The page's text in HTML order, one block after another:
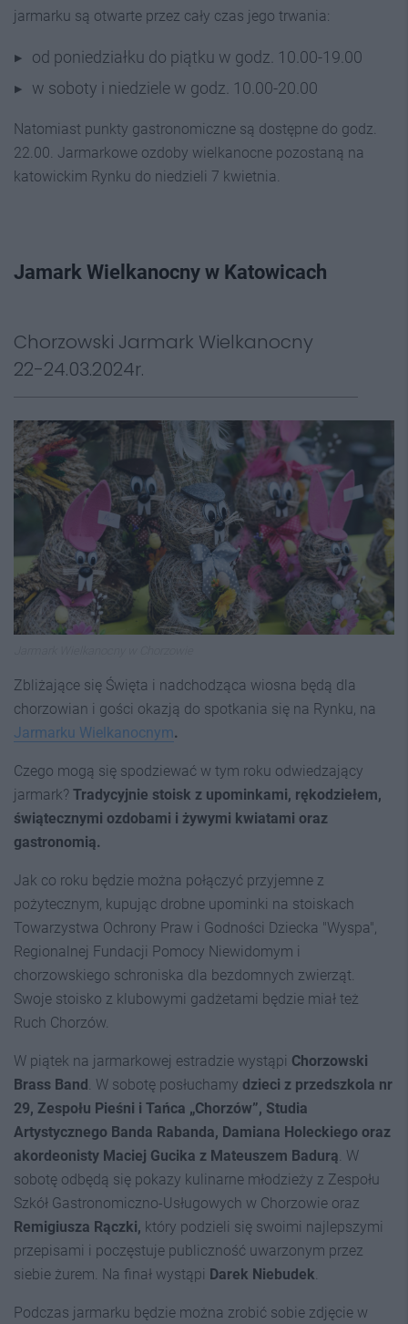
jarmarku są otwarte przez cały czas jego trwania:
od poniedziałku do piątku w godz. 10.00-19.00
w soboty i niedziele w godz. 10.00-20.00
Natomiast punkty gastronomiczne są dostępne do godz.
22.00. Jarmarkowe ozdoby wielkanocne pozostaną na
katowickim Rynku do niedzieli 7 kwietnia.
Jamark Wielkanocny w Katowicach
Chorzowski Jarmark Wielkanocny
22-24.03.2024r.
Zbliżające się Święta i nadchodząca wiosna będą dla
chorzowian i gości okazją do spotkania się na Rynku, na
Jarmarku Wielkanocnym.
Czego mogą się spodziewać w tym roku odwiedzający
jarmark? Tradycyjnie stoisk z upominkami, rękodziełem,
świątecznymi ozdobami i żywymi kwiatami oraz
gastronomią.
Jak co roku będzie można połączyć przyjemne z
pożytecznym, kupując drobne upominki na stoiskach
Towarzystwa Ochrony Praw i Godności Dziecka "Wyspa",
Regionalnej Fundacji Pomocy Niewidomym i
chorzowskiego schroniska dla bezdomnych zwierząt.
Swoje stoisko z klubowymi gadżetami będzie miał też
Ruch Chorzów.
W piątek na jarmarkowej estradzie wystąpi Chorzowski
Brass Band . W sobotę posłuchamy dzieci z przedszkola nr
29, Zespołu Pieśni i Tańca „Chorzów”, Studia
Artystycznego Banda Rabanda, Damiana Holeckiego oraz
akordeonisty Maciej Gucika z Mateuszem Badurą. W
sobotę odbędą się pokazy kulinarne młodzieży z Zespołu
Szkół Gastronomiczno-Usługowych w Chorzowie oraz
Remigiusza Rączki, który podzieli się swoimi najlepszymi
przepisami i poczęstuje publiczność uwarzonym przez
siebie żurem. Na finał wystąpi Darek Niebudek.
Podczas jarmarku będzie można zrobić sobie zdjęcie w